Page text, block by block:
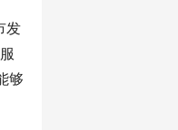
发
够